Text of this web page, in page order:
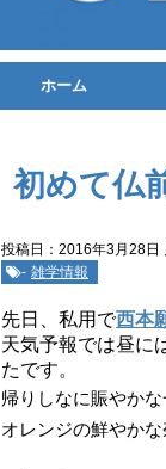
ホーム
初めて仏
投稿日：2016年3月28日
- 雑学情報
先日、私用で西本
天気予報では昼に
たです。
帰りしなに賑やか
オレンジの鮮やか